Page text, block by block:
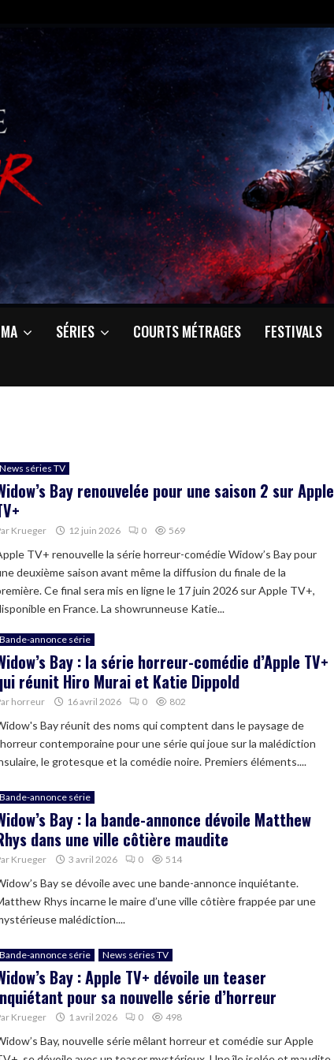
SÉRIES COURTS MÉTRAGES FESTIVALS
News séries TV
Bay renouvelée pour une saison 2 sur Apple
Krueger 12 juin 2026 0 569
TV+ renouvelle la série horreur-comédie Widow’s Bay pour
deuxième saison avant même la diffusion du finale de la
Ce final sera mis en ligne le 17 juin 2026 sur Apple TV+,
en France. La showrunneuse Katie...
Bande-annonce série
Bay : la série horreur-comédie d’Apple TV+
réunit Hiro Murai et Katie Dippold
horreur 16 avril 2026 0 802
Bay réunit des noms qui comptent dans le paysage de
contemporaine pour une série qui joue sur la malédiction
le grotesque et la comédie noire. Premiers éléments....
Bande-annonce série
Bay : la bande-annonce dévoile Matthew
dans une ville côtière maudite
Krueger 3 avril 2026 0 514
Bay se dévoile avec une bande-annonce inquiétante.
Rhys incarne le maire d’une ville côtière frappée par une
malédiction....
Bande-annonce série News séries TV
Bay : Apple TV+ dévoile un teaser
pour sa nouvelle série d’horreur
Krueger 1 avril 2026 0 498
Bay, nouvelle série mêlant horreur et comédie sur Apple